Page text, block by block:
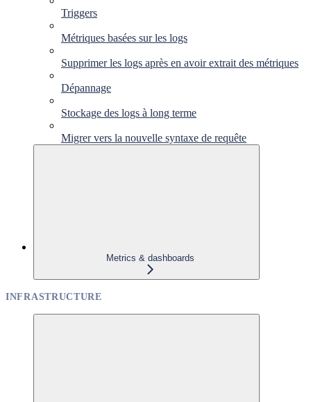
Triggers
Métriques basées sur les logs
Supprimer les logs après en avoir extrait des métriques
Dépannage
Stockage des logs à long terme
Migrer vers la nouvelle syntaxe de requête
Metrics & dashboards
INFRASTRUCTURE